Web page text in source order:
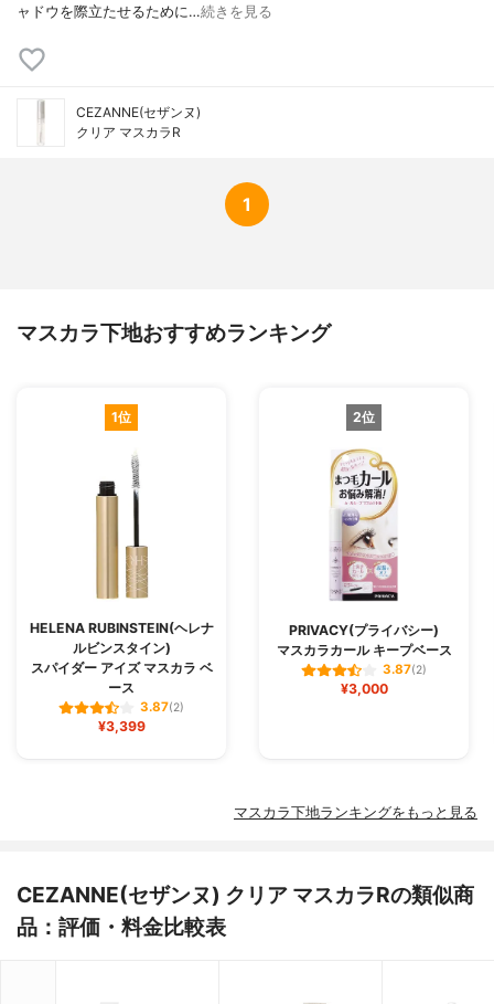
ャドウを際立たせるために…続きを見る
CEZANNE(セザンヌ)
クリア マスカラR
1
マスカラ下地おすすめランキング
1位
HELENA RUBINSTEIN(ヘレナ
ルビンスタイン)
スパイダー アイズ マスカラ ベ
ース
3.87(2)
¥3,399
2位
PRIVACY(プライバシー)
マスカラカール キープベース
3.87(2)
¥3,000
マスカラ下地ランキングをもっと見る
CEZANNE(セザンヌ) クリア マスカラRの類似商
品：評価・料金比較表